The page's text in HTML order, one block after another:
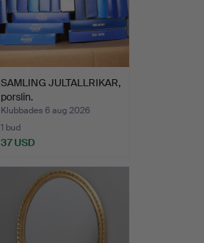
SAMLING JULTALLRIKAR,
porslin.
Klubbades 6 aug 2026
1 bud
37 USD